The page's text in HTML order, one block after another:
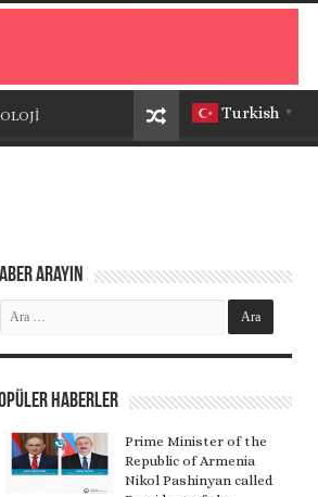
Turkish ▼
Arayın
Haberler
Prime Minister of the
Republic of Armenia
Nikol Pashinyan called